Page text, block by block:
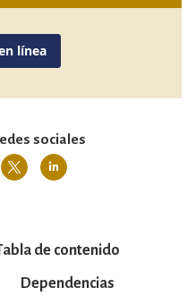
línea
sociales
de contenido
Dependencias